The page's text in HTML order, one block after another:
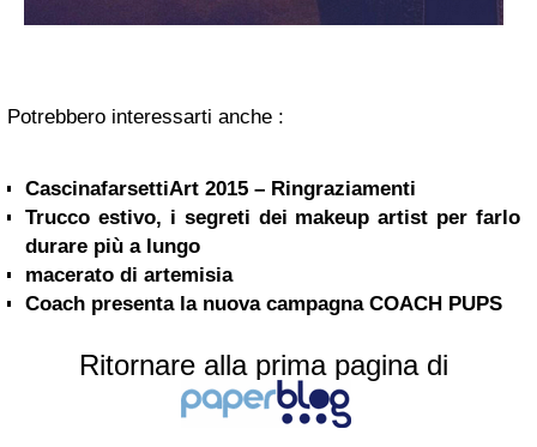
Potrebbero interessarti anche :
CascinafarsettiArt 2015 – Ringraziamenti
Trucco estivo, i segreti dei makeup artist per farlo
durare più a lungo
macerato di artemisia
Ritornare alla prima pagina di